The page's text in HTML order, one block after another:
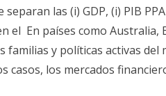
las (i) GDP, (i) PIB
el En países como Australia,
familias y políticas activas del
casos, los mercados